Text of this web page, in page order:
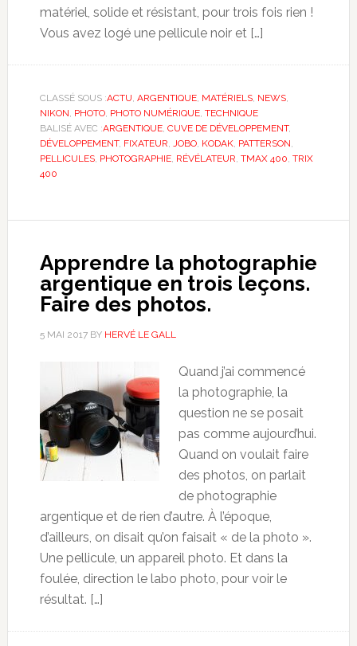
matériel, solide et résistant, pour trois fois rien !
Vous avez logé une pellicule noir et […]
CLASSÉ SOUS :ACTU ARGENTIQUE, MATÉRIELS, NEWS,
NIKON PHOTO, PHOTO NUMÉRIQUE, TECHNIQUE
BALISÉ AVEC :ARGENTIQUE, CUVE DE DÉVELOPPEMENT,
DÉVELOPPEMENT, FIXATEUR JOBO, KODAK, PATTERSON
PELLICULES, PHOTOGRAPHIE, RÉVÉLATEUR TMAX 400 TRIX
400
Apprendre la photographie
argentique en trois leçons.
Faire des photos.
5 MAI 2017BY HERVÉ LE GALL
Quand j’ai commencé
la photographie, la
question ne se posait
pas comme aujourd’hui.
Quand on voulait faire
des photos, on parlait
de photographie
argentique et de rien d’autre. À l’époque,
d’ailleurs, on disait qu’on faisait « de la photo ».
Une pellicule, un appareil photo. Et dans la
foulée, direction le labo photo, pour voir le
résultat. […]